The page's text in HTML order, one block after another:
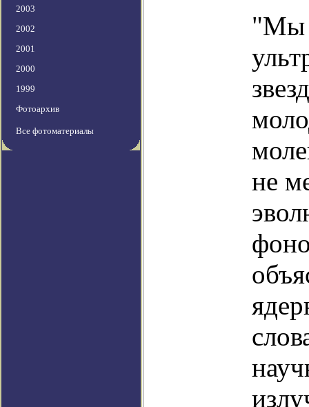
2003
2002
2001
2000
1999
Фотоархив
Все фотоматериалы
"Мы
не